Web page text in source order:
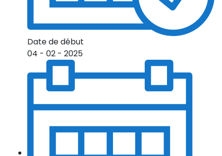
Date de début
04 - 02 - 2025